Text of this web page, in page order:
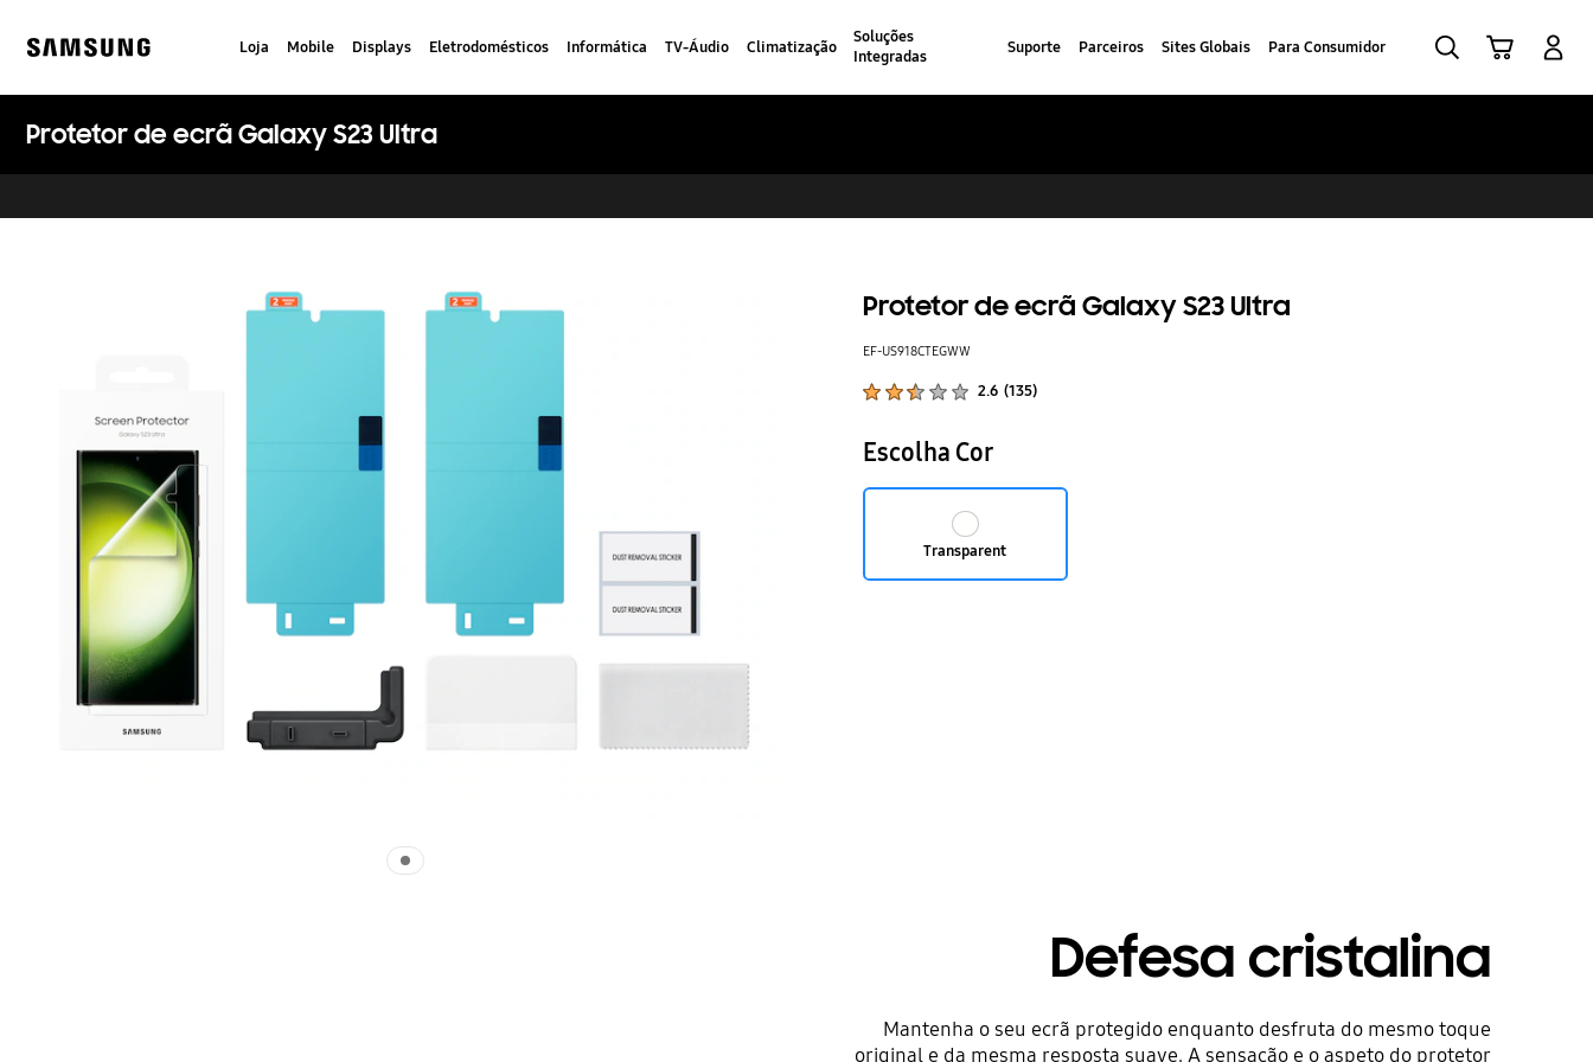
content
Loja Mobile Displays Eletrodomésticos Informática TV-Áudio Climatização
Soluções
Integradas
Suporte Parceiros Sites Globais Para Consumidor
Protetor de ecrã Galaxy S23 Ultra
Protetor de ecrã Galaxy S23 Ultra
EF-US918CTEGWW
2.6 (135)
Escolha Cor
Transparent
Defesa cristalina
Mantenha o seu ecrã protegido enquanto desfruta do mesmo toque
original e da mesma resposta suave. A sensação e o aspeto do protetor